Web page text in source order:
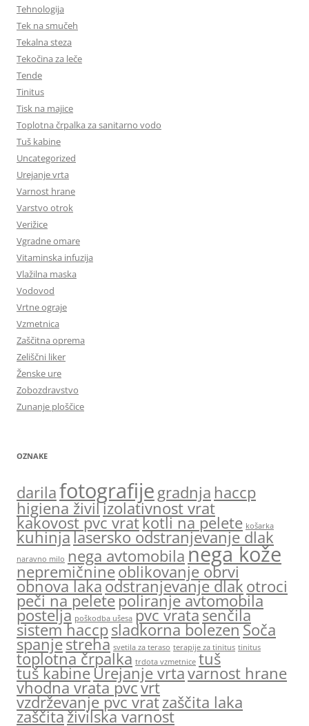
Tehnologija
Tek na smučeh
Tekalna steza
Tekočina za leče
Tende
Tinitus
Tisk na majice
Toplotna črpalka za sanitarno vodo
Tuš kabine
Uncategorized
Urejanje vrta
Varnost hrane
Varstvo otrok
Verižice
Vgradne omare
Vitaminska infuzija
Vlažilna maska
Vodovod
Vrtne ograje
Vzmetnica
Zaščitna oprema
Zeliščni liker
Ženske ure
Zobozdravstvo
Zunanje ploščice
OZNAKE
darilafotografije gradnja haccp
higiena živilizolativnost vrat
kakovost pvc vratkotli na pelete košarka
kuhinjalasersko odstranjevanje dlak
naravno milo nega avtomobila nega kože
nepremičnineoblikovanje obrvi
obnova lakaodstranjevanje dlak otroci
peči na peletepoliranje avtomobila
postelja poškodba ušesa pvc vratasenčila
sistem haccpsladkorna bolezenSoča
spanjestreha svetila za teraso terapije za tinitus tinitus
toplotna črpalka trdota vzmetnice tuš
tuš kabineUrejanje vrtavarnost hrane
vhodna vrata pvcvrt
vzdrževanje pvc vratzaščita laka
zaščitaživilska varnost